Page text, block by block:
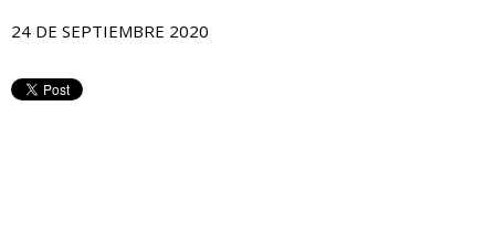
24 DE SEPTIEMBRE 2020